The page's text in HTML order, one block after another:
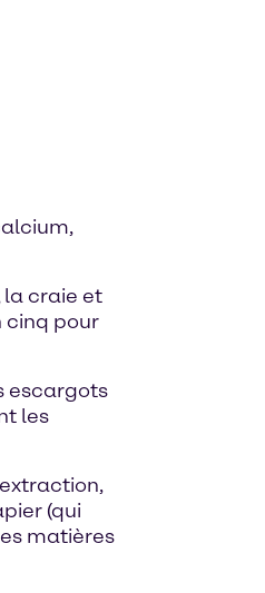
la craie et
cinq pour
escargots
les
(qui
matières